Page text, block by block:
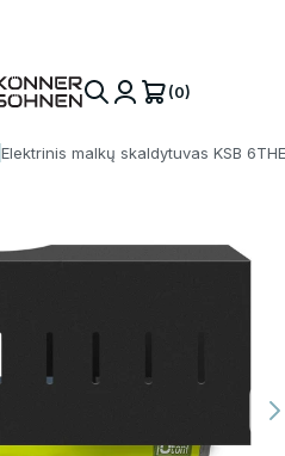
(0)
Elektrinis malkų skaldytuvas KSB